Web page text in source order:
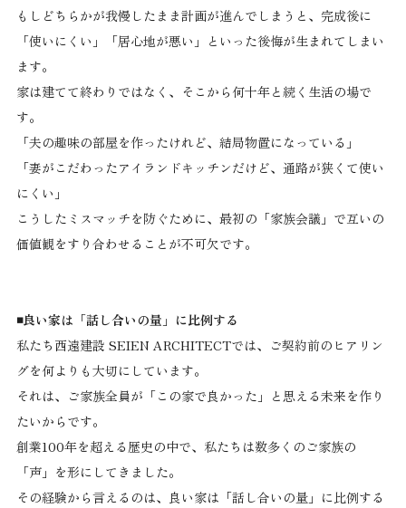
もしどちらかが我慢したまま計画が進んでしまうと、完成後に
「使いにくい」「居心地が悪い」といった後悔が生まれてしまい
ます。
家は建てて終わりではなく、そこから何十年と続く生活の場で
す。
「夫の趣味の部屋を作ったけれど、結局物置になっている」
「妻がこだわったアイランドキッチンだけど、通路が狭くて使い
にくい」
こうしたミスマッチを防ぐために、最初の「家族会議」で互いの
価値観をすり合わせることが不可欠です。
◾️良い家は「話し合いの量」に比例する
私たち西遠建設 SEIEN ARCHITECTでは、ご契約前のヒアリン
グを何よりも大切にしています。
それは、ご家族全員が「この家で良かった」と思える未来を作り
たいからです。
創業100年を超える歴史の中で、私たちは数多くのご家族の
「声」を形にしてきました。
その経験から言えるのは、良い家は「話し合いの量」に比例する